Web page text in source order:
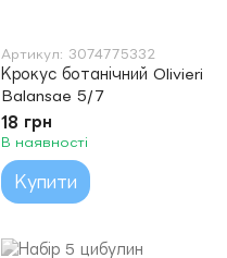
Артикул: 3074775332
Крокус ботанічний Olivieri
Balansae 5/7
18 грн
В наявності
Купити